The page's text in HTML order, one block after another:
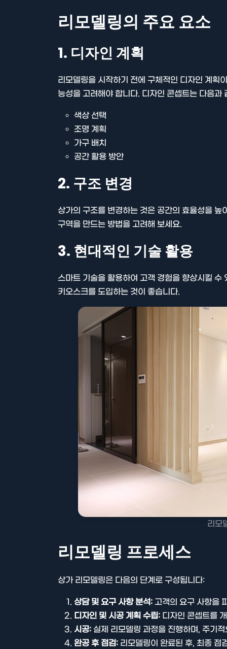
리모델링의 주요 요소
1. 디자인 계획
리모델링을 시작하기 전에 구체적인 디자인 계획
능성을 고려해야 합니다. 디자인 콘셉트는 다음과
색상 선택
조명 계획
가구 배치
공간 활용 방안
2. 구조 변경
상가의 구조를 변경하는 것은 공간의 효율성을
구역을 만드는 방법을 고려해 보세요.
3. 현대적인 기술 활용
스마트 기술을 활용하여 고객 경험을 향상시킬
키오스크를 도입하는 것이 좋습니다.
리모
리모델링 프로세스
상가 리모델링은 다음의 단계로 구성됩니다:
상담 및 요구 사항 분석: 고객의 요구 사항을
디자인 및 시공 계획 수립: 디자인 콘셉트를
시공: 실제 리모델링 과정을 진행하며, 주기
완공 후 점검: 리모델링이 완료된 후, 최종 점